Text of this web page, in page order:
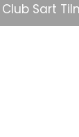
Sart